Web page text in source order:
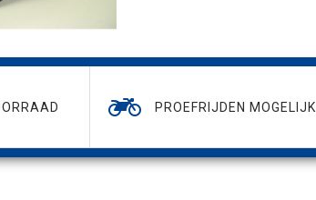
PROEFRIJDEN MOGELIJK